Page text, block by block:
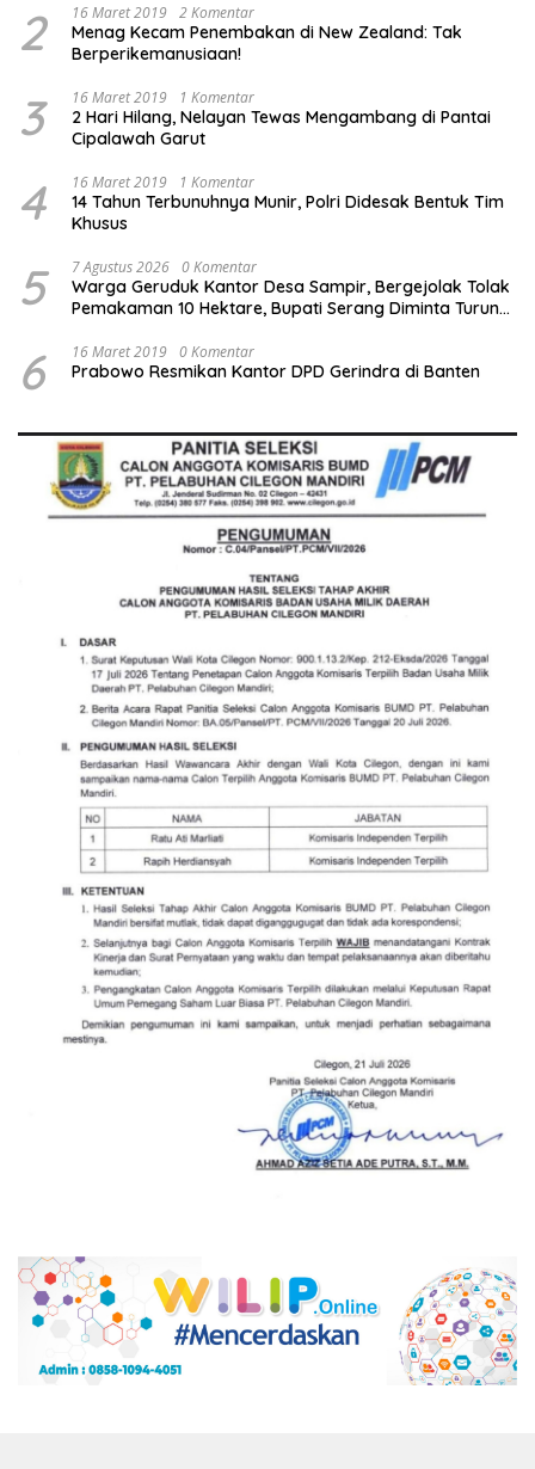
2 16 Maret 2019 2 Komentar
Menag Kecam Penembakan di New Zealand: Tak
Berperikemanusiaan!
3 16 Maret 2019 1 Komentar
2 Hari Hilang, Nelayan Tewas Mengambang di Pantai
Cipalawah Garut
4 16 Maret 2019 1 Komentar
14 Tahun Terbunuhnya Munir, Polri Didesak Bentuk Tim
Khusus
5 7 Agustus 2026 0 Komentar
Warga Geruduk Kantor Desa Sampir, Bergejolak Tolak
Pemakaman 10 Hektare, Bupati Serang Diminta Turun
6 16 Maret 2019 0 Komentar
Prabowo Resmikan Kantor DPD Gerindra di Banten